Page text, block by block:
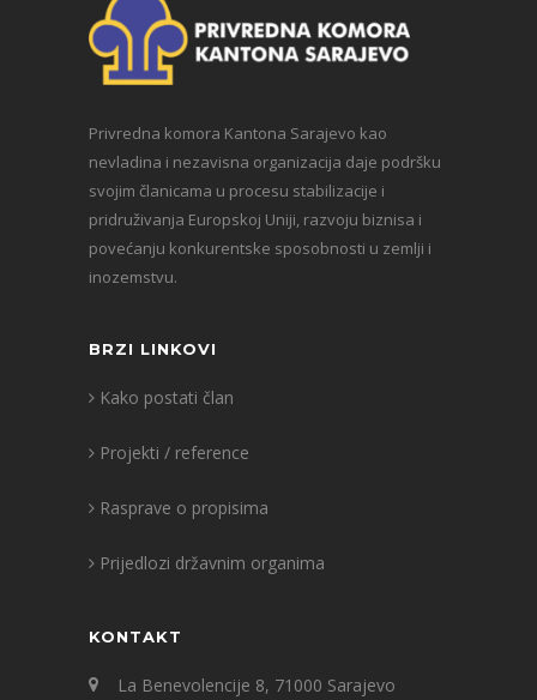
Privredna komora Kantona Sarajevo kao
nevladina i nezavisna organizacija daje podršku
svojim članicama u procesu stabilizacije i
pridruživanja Europskoj Uniji, razvoju biznisa i
povećanju konkurentske sposobnosti u zemlji i
inozemstvu.
BRZI LINKOVI
Kako postati član
Projekti / reference
Rasprave o propisima
Prijedlozi državnim organima
KONTAKT
La Benevolencije 8, 71000 Sarajevo